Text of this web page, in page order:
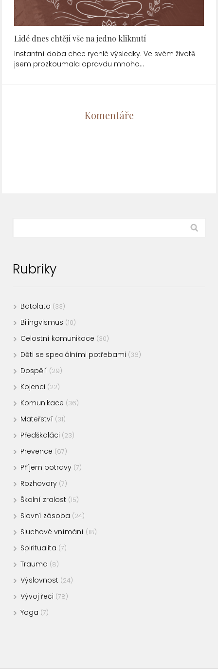
Lidé dnes chtějí vše na jedno kliknutí
Instantní doba chce rychlé výsledky. Ve svém životě
jsem prozkoumala opravdu mnoho…
Komentáře
Rubriky
Batolata (33)
Bilingvismus (10)
Celostní komunikace (30)
Děti se speciálními potřebami (36)
Dospělí (29)
Kojenci (22)
Komunikace (36)
Mateřství (31)
Předškoláci (23)
Prevence (67)
Příjem potravy (7)
Rozhovory (7)
Školní zralost (15)
Slovní zásoba (24)
Sluchové vnímání (18)
Spiritualita (7)
Trauma (8)
Výslovnost (24)
Vývoj řeči (78)
Yoga (7)